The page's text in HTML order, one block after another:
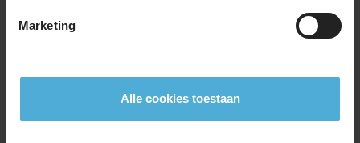
Marketing
Alle cookies toestaan
235/45R19 99V EXTRALOAD
235/50R19 103V EXTRALOAD
235/50R19 103V EXTRALOAD